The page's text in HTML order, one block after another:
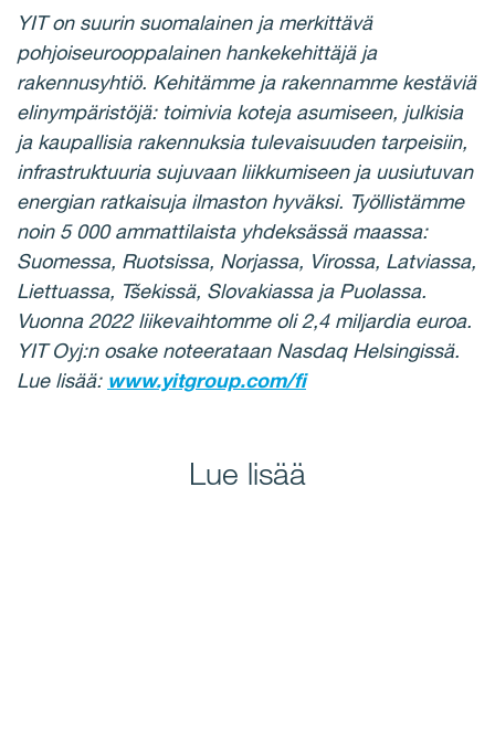
YIT on suurin suomalainen ja merkittävä
pohjoiseurooppalainen hankekehittäjä ja
rakennusyhtiö. Kehitämme ja rakennamme kestäviä
elinympäristöjä: toimivia koteja asumiseen, julkisia
ja kaupallisia rakennuksia tulevaisuuden tarpeisiin,
infrastruktuuria sujuvaan liikkumiseen ja uusiutuvan
energian ratkaisuja ilmaston hyväksi. Työllistämme
noin 5 000 ammattilaista yhdeksässä maassa:
Suomessa, Ruotsissa, Norjassa, Virossa, Latviassa,
Liettuassa, Tšekissä, Slovakiassa ja Puolassa.
Vuonna 2022 liikevaihtomme oli 2,4 miljardia euroa.
YIT Oyj:n osake noteerataan Nasdaq Helsingissä.
Lue lisää: www.yitgroup.com/fi
Lue lisää